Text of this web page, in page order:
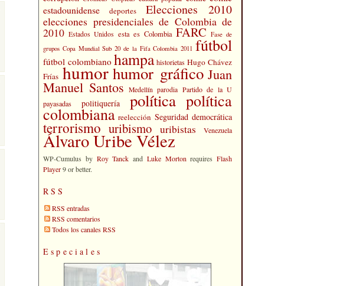
estadounidense
deportes Elecciones 2010
elecciones presidenciales de Colombia de
2010 Estados Unidos esta es Colombia FARC Fase de
grupos Copa Mundial Sub 20 de la Fifa Colombia 2011 fútbol
fútbol colombiano hampa historietas Hugo Chávez
Frías humorhumor gráfico Juan
Manuel Santos Medellín parodia Partido de la U
payasadas
politiquería política política
colombiana reelección Seguridad democrática
terrorismo uribismo uribistas Venezuela
Álvaro Uribe Vélez
WP-Cumulus by Roy Tanck and Luke Morton requires Flash
Player9 or better.
RSS
RSS entradas
RSS comentarios
Todos los canales RSS
Especiales